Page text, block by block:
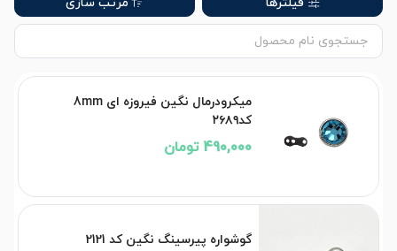
میکرودرمال نگین فیروزه ای 8mm
کد۲۶۸۹
490,000 تومان
گوشواره پیرسینگ نگین کد 2121